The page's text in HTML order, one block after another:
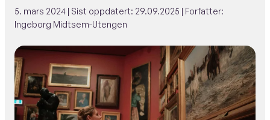
5. mars 2024 | Sist oppdatert: 29.09.2025 | Forfatter:
Ingeborg Midtsem-Utengen